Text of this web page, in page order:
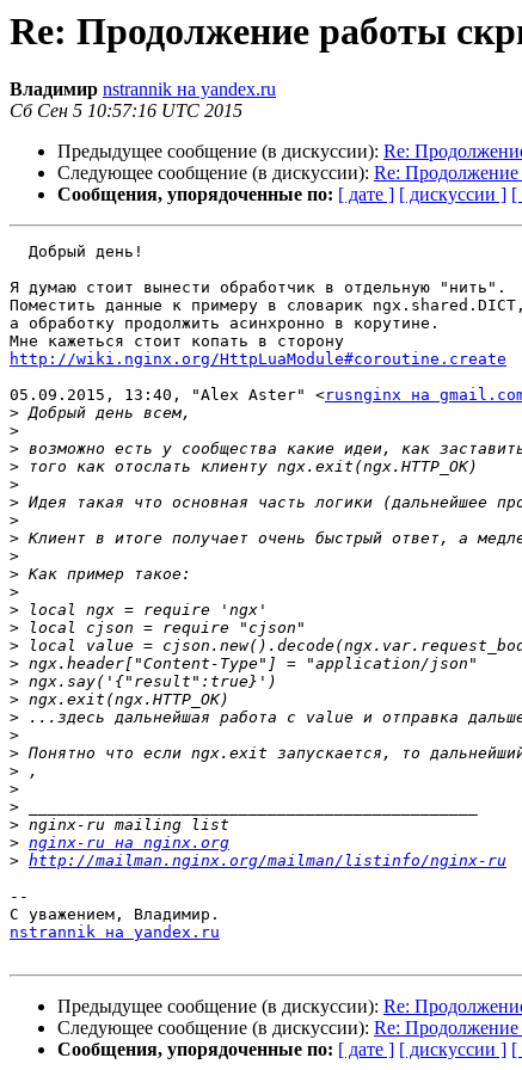
Re: Продолжение работы
Владимир nstrannik на yandex.ru
Сб Сен 5 10:57:16 UTC 2015
Предыдущее сообщение (в дискуссии): Re:
Следующее сообщение (в дискуссии): Re: Продолжение
Сообщения, упорядоченные по: [ дате ] [ дискуссии ] [
Я думаю стоит вынести обработчик в отдельную "нить".
Поместить данные к примеру в словарик ngx.shared.DICT,
а обработку продолжить асинхронно в корутине.
http://wiki.nginx.org/HttpLuaModule#coroutine.create
05.09.2015, 13:40, "Alex Aster" <rusnginx на
>
>
>
>
>
>
>
>
>
>
>
>
>
>
>
>
>
>
>
>
>
>
>
>
> nginx-ru на nginx.org
> http://mailman.nginx.org/mailman/listinfo/nginx-ru
--
nstrannik на yandex.ru
Предыдущее сообщение (в дискуссии): Re:
Следующее сообщение (в дискуссии): Re: Продолжение
Сообщения, упорядоченные по: [ дате ] [ дискуссии ] [